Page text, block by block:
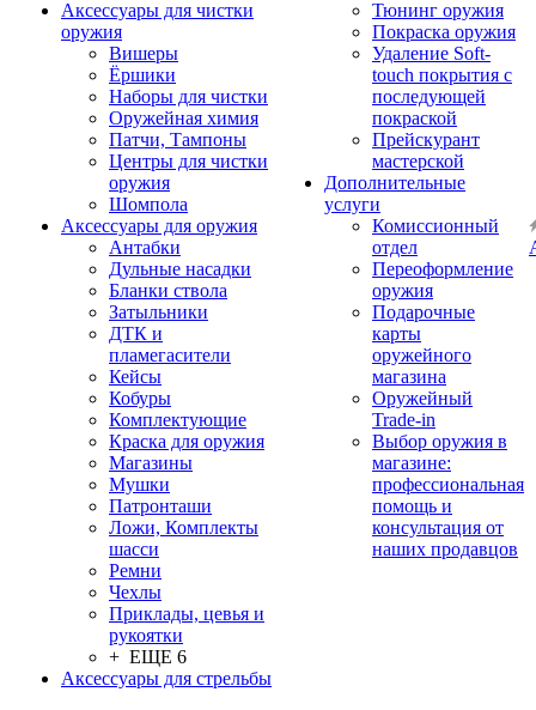
Аксессуары для чистки
оружия
Вишеры
Ёршики
Наборы для чистки
Оружейная химия
Патчи, Тампоны
Центры для чистки
оружия
Шомпола
Аксессуары для оружия
Антабки
Дульные насадки
Бланки ствола
Затыльники
ДТК и
пламегасители
Кейсы
Кобуры
Комплектующие
Краска для оружия
Магазины
Мушки
Патронташи
Ложи, Комплекты
шасси
Ремни
Чехлы
Приклады, цевья и
рукоятки
+ ЕЩЕ 6
Аксессуары для стрельбы
Тюнинг оружия
Покраска оружия
Удаление Soft-
touch покрытия с
последующей
покраской
Прейскурант
мастерской
Дополнительные
услуги
Комиссионный
отдел
Переоформление
оружия
Подарочные
карты
оружейного
магазина
Оружейный
Trade-in
Выбор оружия в
магазине:
профессиональная
помощь и
консультация от
наших продавцов